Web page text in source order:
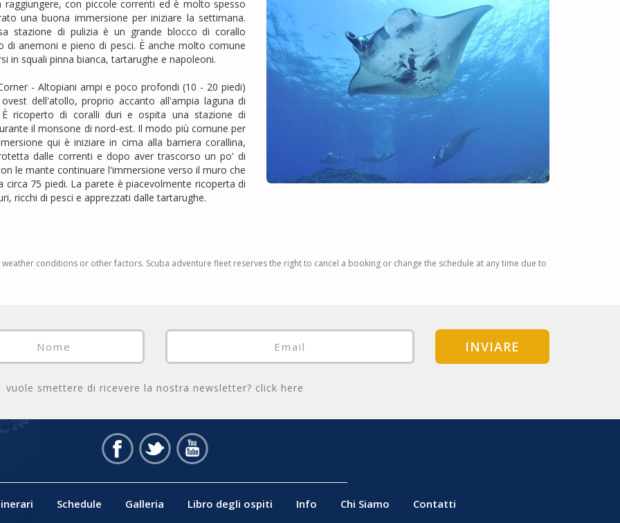
raggiungere, con piccole correnti ed è molto spesso
una buona immersione per iniziare la settimana.
stazione di pulizia è un grande blocco di corallo
di anemoni e pieno di pesci. È anche molto comune
in squali pinna bianca, tartarughe e napoleoni.
- Altopiani ampi e poco profondi (10 - 20 piedi)
dell'atollo, proprio accanto all'ampia laguna di
È ricoperto di coralli duri e ospita una stazione di
il monsone di nord-est. Il modo più comune per
qui è iniziare in cima alla barriera corallina,
dalle correnti e dopo aver trascorso un po' di
le mante continuare l'immersione verso il muro che
circa 75 piedi. La parete è piacevolmente ricoperta di
ricchi di pesci e apprezzati dalle tartarughe.
conditions or other factors. Scuba adventure fleet reserves the right to cancel a booking or change the schedule at any time due to
INVIARE
vuole smettere di ricevere la nostra newsletter? click here
Schedule Galleria Libro degli ospiti Info Chi Siamo Contatti